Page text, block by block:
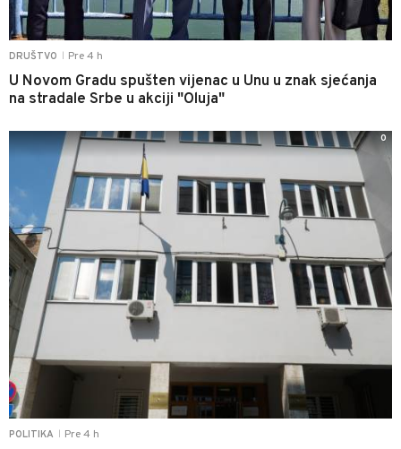
DRUŠTVO Pre 4 h
U Novom Gradu spušten vijenac u Unu u znak sjećanja
na stradale Srbe u akciji "Oluja"
POLITIKA Pre 4 h
0